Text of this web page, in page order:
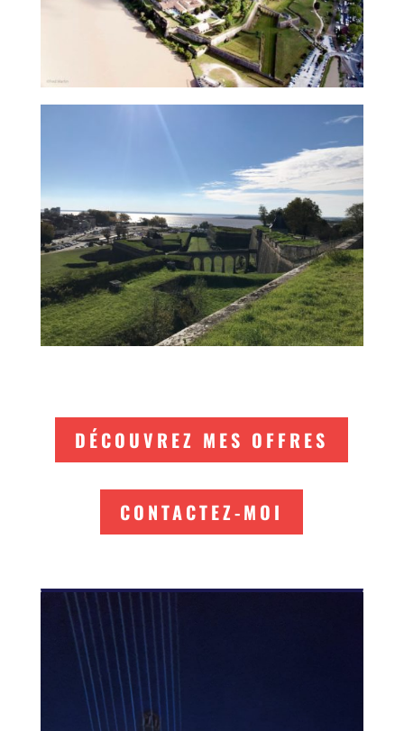
DÉCOUVREZ MES OFFRES
CONTACTEZ-MOI